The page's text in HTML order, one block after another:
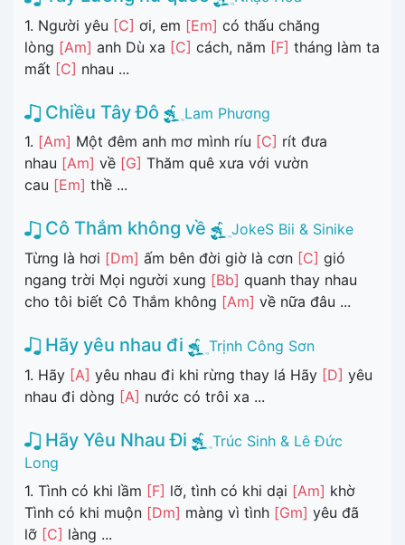
1. Người yêu [C] ơi, em [Em] có thấu chăng
lòng [Am] anh Dù xa [C] cách, năm [F] tháng làm ta
mất [C] nhau ...
Chiều Tây Đô
Lam Phương
1. [Am] Một đêm anh mơ mình ríu [C] rít đưa
nhau [Am] về [G] Thăm quê xưa với vườn
cau [Em] thề ...
Cô Thắm không về
JokeS Bii & Sinike
Từng là hơi [Dm] ấm bên đời giờ là cơn [C] gió
ngang trời Mọi người xung [Bb] quanh thay nhau
cho tôi biết Cô Thắm không [Am] về nữa đâu ...
Hãy yêu nhau đi
Trịnh Công Sơn
1. Hãy [A] yêu nhau đi khi rừng thay lá Hãy [D] yêu
nhau đi dòng [A] nước có trôi xa ...
Hãy Yêu Nhau Đi
Trúc Sinh & Lê Đức
Long
1. Tình có khi lầm [F] lỡ, tình có khi dại [Am] khờ
Tình có khi muộn [Dm] màng vì tình [Gm] yêu đã
lỡ [C] làng ...